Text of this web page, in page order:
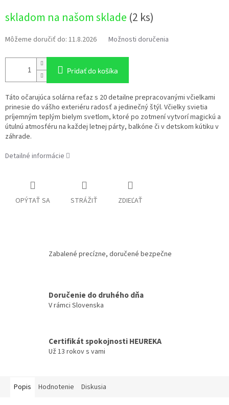
cena:
skladom na našom sklade (2 ks)
Môžeme doručiť do: 11.8.2026 Možnosti doručenia
Pridať do košíka
Táto očarujúca solárna reťaz s 20 detailne prepracovanými včielkami
prinesie do vášho exteriéru radosť a jedinečný štýl. Včielky svietia
príjemným teplým bielym svetlom, ktoré po zotmení vytvorí magickú a
útulnú atmosféru na každej letnej párty, balkóne či v detskom kútiku v
záhrade.
Detailné informácie
OPÝTAŤ SA STRÁŽIŤ ZDIEĽAŤ
Zabalené precízne, doručené bezpečne
Doručenie do druhého dňa
V rámci Slovenska
Certifikát spokojnosti HEUREKA
Už 13 rokov s vami
Popis Hodnotenie Diskusia